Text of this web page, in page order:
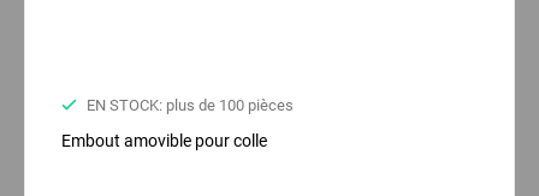
EN STOCK: plus de 100 pièces
Embout amovible pour colle